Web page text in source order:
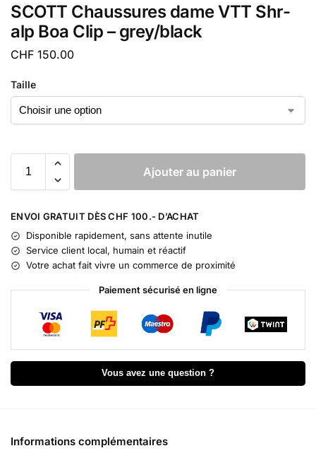
SCOTT Chaussures dame VTT Shr-
alp Boa Clip – grey/black
CHF 150.00
Taille
Ajouter au panier
l
e
r
a
e
:
ENVOI GRATUIT DÈS CHF 100.- D’ACHAT
Disponible rapidement, sans attente inutile
Service client local, humain et réactif
Votre achat fait vivre un commerce de proximité
Paiement sécurisé en ligne
Vous avez une question ?
Informations complémentaires